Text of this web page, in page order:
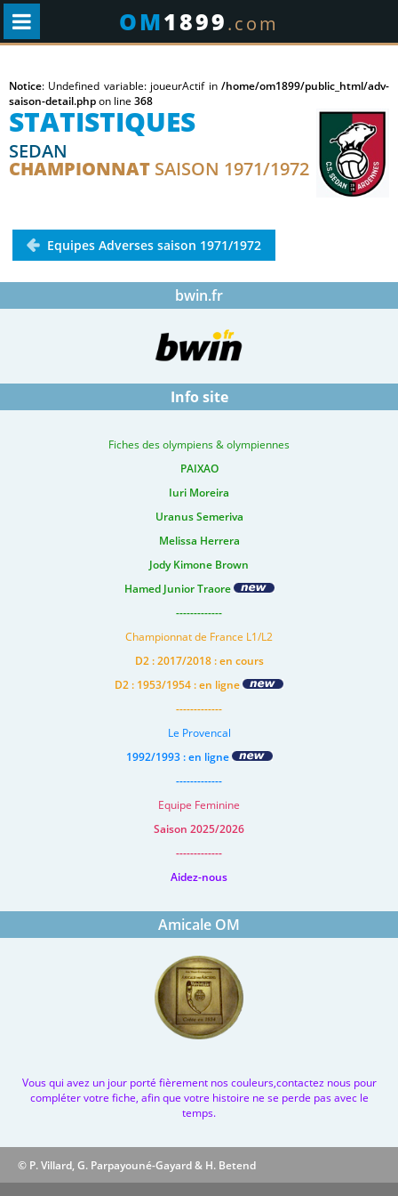
OM1899.com
Notice: Undefined variable: joueurActif in /home/om1899/public_html/adv-
saison-detail.phpon line 368
STATISTIQUES
SEDAN
CHAMPIONNAT SAISON 1971/1972
Equipes Adverses saison 1971/1972
bwin.fr
Info site
Fiches des olympiens & olympiennes
PAIXAO
Iuri Moreira
Uranus Semeriva
Melissa Herrera
Jody Kimone Brown
Hamed Junior Traore
-------------
Championnat de France L1/L2
D2 : 2017/2018 : en cours
D2 : 1953/1954 : en ligne
-------------
Le Provencal
1992/1993 : en ligne
-------------
Equipe Feminine
Saison 2025/2026
-------------
Aidez-nous
Amicale OM
Vous qui avez un jour porté fièrement nos couleurs,contactez nous pour
compléter votre fiche, afin que votre histoire ne se perde pas avec le
temps.
© P. Villard, G. Parpayouné-Gayard & H. Betend